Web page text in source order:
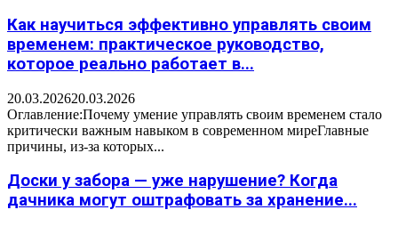
Как научиться эффективно управлять своим
временем: практическое руководство,
которое реально работает в...
20.03.202620.03.2026
Оглавление:Почему умение управлять своим временем стало
критически важным навыком в современном миреГлавные
причины, из-за которых...
Доски у забора — уже нарушение? Когда
дачника могут оштрафовать за хранение...